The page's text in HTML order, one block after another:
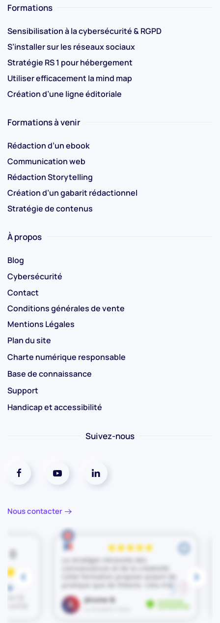
Formations
Sensibilisation à la cybersécurité & RGPD
S’installer sur les réseaux sociaux
Stratégie RS 1 pour hébergement
Utiliser efficacement la mind map
Création d’une ligne éditoriale
Formations à venir
Rédaction d’un ebook
Communication web
Rédaction Storytelling
Création d’un gabarit rédactionnel
Stratégie de contenus
À propos
Blog
Cybersécurité
Contact
Conditions générales de vente
Mentions Légales
Plan du site
Charte numérique responsable
Base de connaissance
Support
Handicap et accessibilité
Suivez-nous
Réseaux social facebook Réseaux social youtube Réseaux social linkedin
Nous contacter